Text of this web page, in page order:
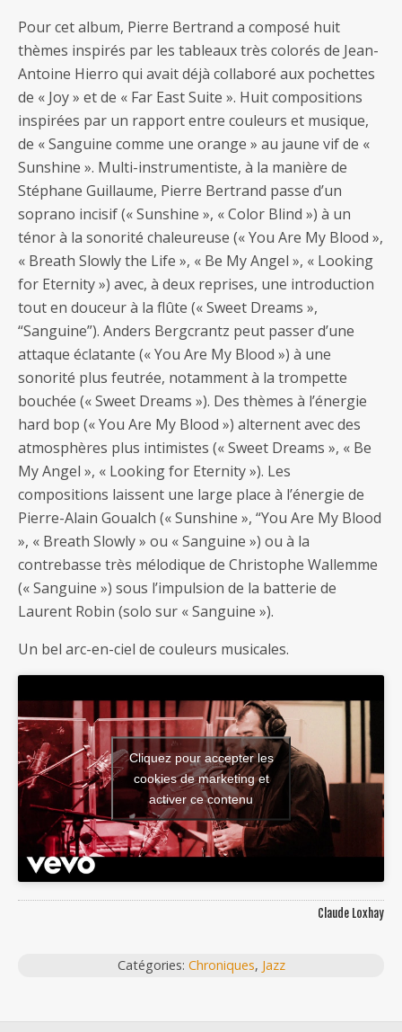
Pour cet album, Pierre Bertrand a composé huit
thèmes inspirés par les tableaux très colorés de Jean-
Antoine Hierro qui avait déjà collaboré aux pochettes
de « Joy » et de « Far East Suite ». Huit compositions
inspirées par un rapport entre couleurs et musique,
de « Sanguine comme une orange » au jaune vif de «
Sunshine ». Multi-instrumentiste, à la manière de
Stéphane Guillaume, Pierre Bertrand passe d’un
soprano incisif (« Sunshine », « Color Blind ») à un
ténor à la sonorité chaleureuse (« You Are My Blood »,
« Breath Slowly the Life », « Be My Angel », « Looking
for Eternity ») avec, à deux reprises, une introduction
tout en douceur à la flûte (« Sweet Dreams »,
“Sanguine”). Anders Bergcrantz peut passer d’une
attaque éclatante (« You Are My Blood ») à une
sonorité plus feutrée, notamment à la trompette
bouchée (« Sweet Dreams »). Des thèmes à l’énergie
hard bop (« You Are My Blood ») alternent avec des
atmosphères plus intimistes (« Sweet Dreams », « Be
My Angel », « Looking for Eternity »). Les
compositions laissent une large place à l’énergie de
Pierre-Alain Goualch (« Sunshine », “You Are My Blood
», « Breath Slowly » ou « Sanguine ») ou à la
contrebasse très mélodique de Christophe Wallemme
(« Sanguine ») sous l’impulsion de la batterie de
Laurent Robin (solo sur « Sanguine »).
Un bel arc-en-ciel de couleurs musicales.
Cliquez pour accepter les
cookies de marketing et
activer ce contenu
Claude Loxhay
Catégories: Chroniques, Jazz